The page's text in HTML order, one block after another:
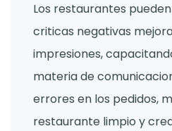
Los restaurantes
criticas negativas
impresiones,
materia de
errores en los pedidos,
restaurante limpio y